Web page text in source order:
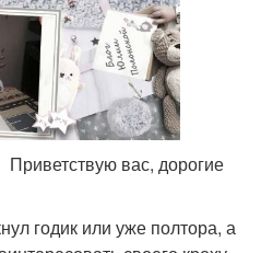
вас, дорогие
годик или уже полтора, а